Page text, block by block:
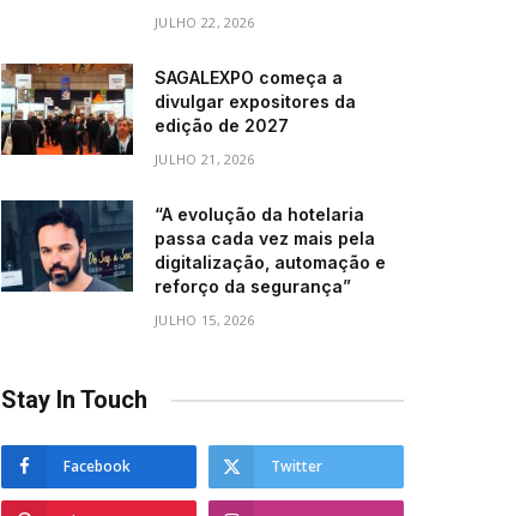
JULHO 22, 2026
SAGALEXPO começa a
divulgar expositores da
edição de 2027
JULHO 21, 2026
“A evolução da hotelaria
passa cada vez mais pela
digitalização, automação e
reforço da segurança”
JULHO 15, 2026
Stay In Touch
Facebook Twitter